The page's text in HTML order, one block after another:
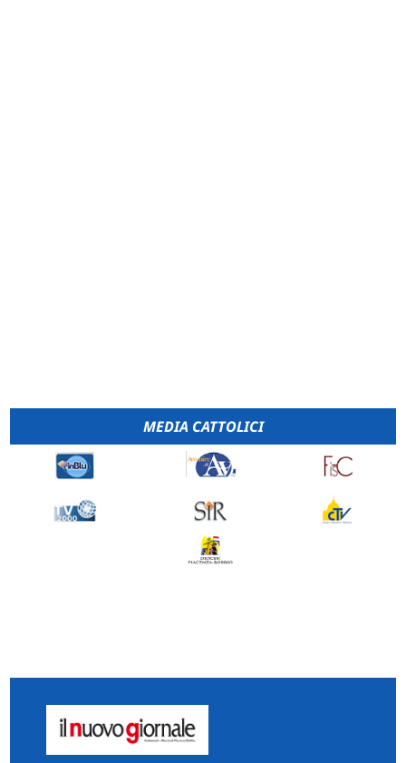
MEDIA CATTOLICI